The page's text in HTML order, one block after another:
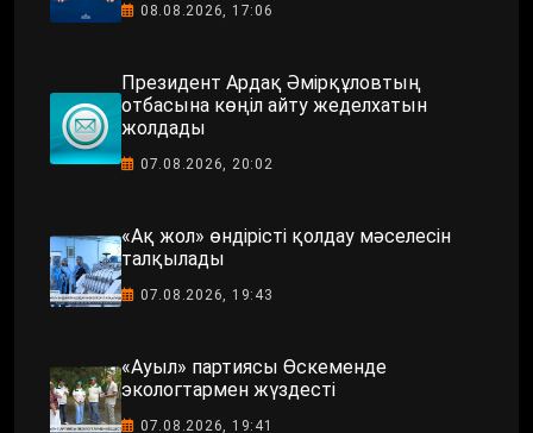
08.08.2026, 17:06
Президент Ардақ Әмірқұловтың
отбасына көңіл айту жеделхатын
жолдады
07.08.2026, 20:02
«Ақ жол» өндірісті қолдау мәселесін
талқылады
07.08.2026, 19:43
«Ауыл» партиясы Өскеменде
экологтармен жүздесті
07.08.2026, 19:41